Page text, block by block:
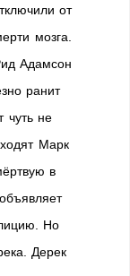
от
мозга.
Адамсон
ранит
чуть не
Марк
в
Но
Дерек